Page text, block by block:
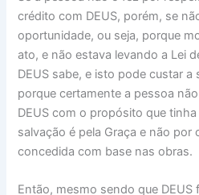
crédito com DEUS, porém, se
oportunidade, ou seja, porque
ato, e não estava levando a Lei
DEUS sabe, e isto pode custar a
porque certamente a pessoa
DEUS com o propósito que
salvação é pela Graça e não por
concedida com base nas obras.
Então, mesmo sendo que